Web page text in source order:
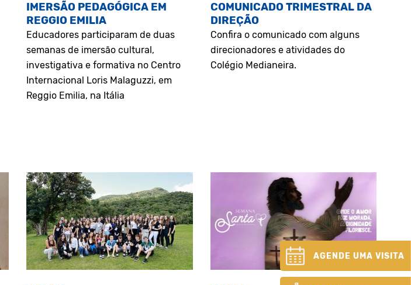
IMERSÃO PEDAGÓGICA EM
REGGIO EMILIA
Educadores participaram de duas
semanas de imersão cultural,
investigativa e formativa no Centro
Internacional Loris Malaguzzi, em
Reggio Emilia, na Itália
COMUNICADO TRIMESTRAL DA
DIREÇÃO
Confira o comunicado com alguns
direcionadores e atividades do
Colégio Medianeira.
AGENDE UMA VISITA